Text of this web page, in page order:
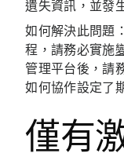
遺失資訊，並發
如何解決此問題：
程，請務必實施
管理平台後，請
如何協作設定了
僅有